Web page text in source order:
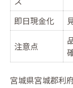
即日現金化
注意点
宮城県宮城郡利